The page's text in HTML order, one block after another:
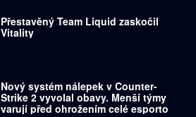
Přestavěný Team Liquid zaskočil
Vitality
Nový systém nálepek v Counter-
Strike 2 vyvolal obavy. Menší týmy
varují před ohrožením celé esportové